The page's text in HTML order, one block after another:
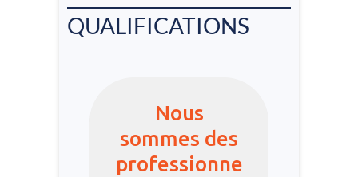
QUALIFICATIONS
Nous
sommes des
professionne